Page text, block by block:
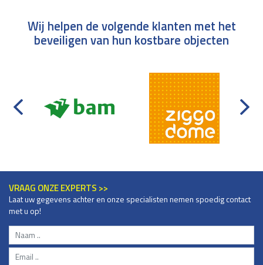
Wij helpen de volgende klanten met het
beveiligen van hun kostbare objecten
VRAAG ONZE EXPERTS >>
Laat uw gegevens achter en onze specialisten nemen spoedig contact
met u op!